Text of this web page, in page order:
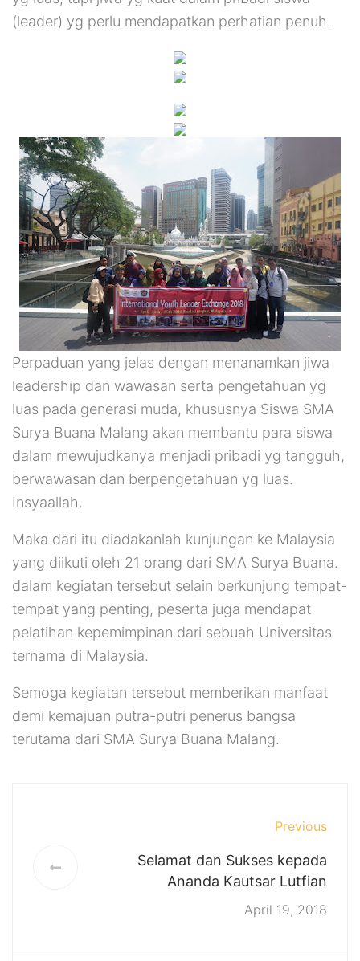
(leader) yg perlu mendapatkan perhatian penuh.
Perpaduan yang jelas dengan menanamkan jiwa
leadership dan wawasan serta pengetahuan yg
luas pada generasi muda, khususnya Siswa SMA
Surya Buana Malang akan membantu para siswa
dalam mewujudkanya menjadi pribadi yg tangguh,
berwawasan dan berpengetahuan yg luas.
Insyaallah.
Maka dari itu diadakanlah kunjungan ke Malaysia
yang diikuti oleh 21 orang dari SMA Surya Buana.
dalam kegiatan tersebut selain berkunjung tempat-
tempat yang penting, peserta juga mendapat
pelatihan kepemimpinan dari sebuah Universitas
ternama di Malaysia.
Semoga kegiatan tersebut memberikan manfaat
demi kemajuan putra-putri penerus bangsa
terutama dari SMA Surya Buana Malang.
Previous
Selamat dan Sukses kepada
Ananda Kautsar Lutfian
April 19, 2018